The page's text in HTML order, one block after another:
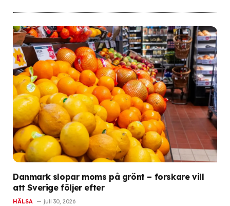
Danmark slopar moms på grönt – forskare vill
att Sverige följer efter
HÄLSA juli 30, 2026